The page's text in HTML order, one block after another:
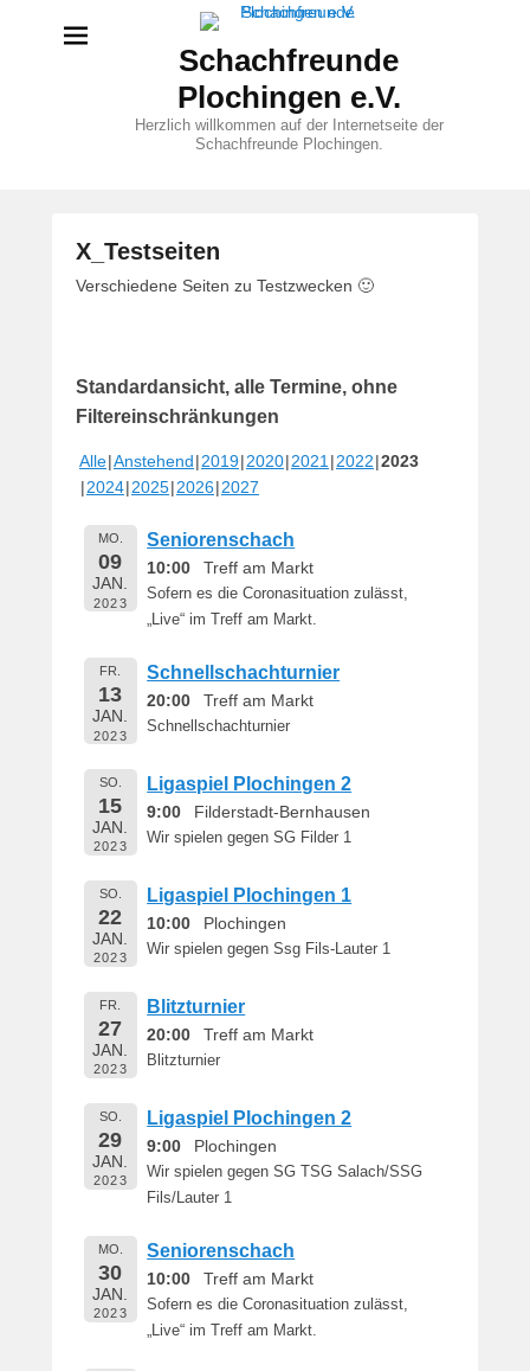
Schachfreunde
Plochingen e.V.
Herzlich willkommen auf der Internetseite der
Schachfreunde Plochingen.
X_Testseiten
V
f
f
n
0
Verschiedene Seiten zu Testzwecken 🙂
Standardansicht, alle Termine, ohne
Filtereinschränkungen
Alle Anstehend 2019 2020 2021 2022 2023
2024 2025 2026 2027
MO.
09
JAN.
2023
Seniorenschach
10:00 Treff am Markt
Sofern es die Coronasituation zulässt,
„Live“ im Treff am Markt.
FR.
13
JAN.
2023
Schnellschachturnier
20:00 Treff am Markt
Schnellschachturnier
SO.
15
JAN.
2023
Ligaspiel Plochingen 2
9:00 Filderstadt-Bernhausen
Wir spielen gegen SG Filder 1
SO.
22
JAN.
2023
Ligaspiel Plochingen 1
10:00 Plochingen
Wir spielen gegen Ssg Fils-Lauter 1
FR.
27
JAN.
2023
Blitzturnier
20:00 Treff am Markt
Blitzturnier
SO.
29
JAN.
2023
Ligaspiel Plochingen 2
9:00 Plochingen
Wir spielen gegen SG TSG Salach/SSG
Fils/Lauter 1
MO.
30
JAN.
2023
Seniorenschach
10:00 Treff am Markt
Sofern es die Coronasituation zulässt,
„Live“ im Treff am Markt.